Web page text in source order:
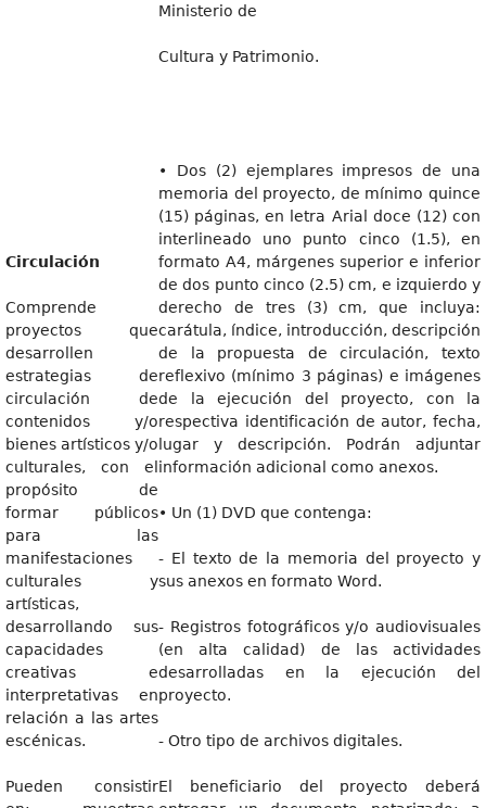
Ministerio de
Cultura y Patrimonio.
Circulación
Comprende
proyectos que
desarrollen
estrategias de
circulación de
contenidos y/o
bienes artísticos y/o
culturales, con el
propósito de
formar públicos
para las
manifestaciones
culturales y
artísticas,
desarrollando sus
capacidades
creativas e
interpretativas en
relación a las artes
escénicas.
Pueden consistir
• Dos (2) ejemplares impresos de una
memoria del proyecto, de mínimo quince
(15) páginas, en letra Arial doce (12) con
interlineado uno punto cinco (1.5), en
formato A4, márgenes superior e inferior
de dos punto cinco (2.5) cm, e izquierdo y
derecho de tres (3) cm, que incluya:
carátula, índice, introducción, descripción
de la propuesta de circulación, texto
reflexivo (mínimo 3 páginas) e imágenes
de la ejecución del proyecto, con la
respectiva identificación de autor, fecha,
lugar y descripción. Podrán adjuntar
información adicional como anexos.
• Un (1) DVD que contenga:
- El texto de la memoria del proyecto y
sus anexos en formato Word.
- Registros fotográficos y/o audiovisuales
(en alta calidad) de las actividades
desarrolladas en la ejecución del
proyecto.
- Otro tipo de archivos digitales.
El beneficiario del proyecto deberá